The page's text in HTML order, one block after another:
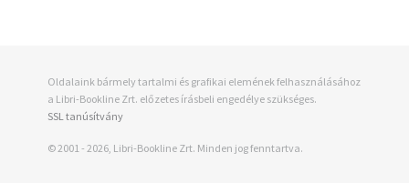
Oldalaink bármely tartalmi és grafikai elemének felhasználásához
a Libri-Bookline Zrt. előzetes írásbeli engedélye szükséges.
SSL tanúsítvány
© 2001 - 2026, Libri-Bookline Zrt. Minden jog fenntartva.